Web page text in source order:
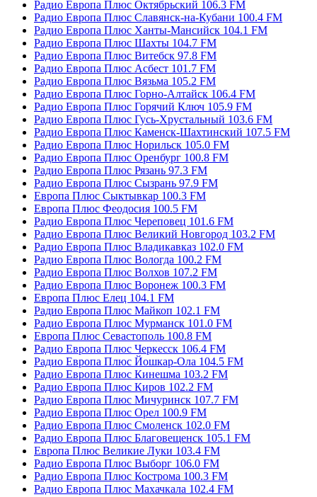
Радио Европа Плюс Октябрьский 106.3 FM
Радио Европа Плюс Славянск-на-Кубани 100.4 FM
Радио Европа Плюс Ханты-Мансийск 104.1 FM
Радио Европа Плюс Шахты 104.7 FM
Радио Европа Плюс Витебск 97.8 FM
Радио Европа Плюс Асбест 101.7 FM
Радио Европа Плюс Вязьма 105.2 FM
Радио Европа Плюс Горно-Алтайск 106.4 FM
Радио Европа Плюс Горячий Ключ 105.9 FM
Радио Европа Плюс Гусь-Хрустальный 103.6 FM
Радио Европа Плюс Каменск-Шахтинский 107.5 FM
Радио Европа Плюс Норильск 105.0 FM
Радио Европа Плюс Оренбург 100.8 FM
Радио Европа Плюс Рязань 97.3 FM
Радио Европа Плюс Сызрань 97.9 FM
Европа Плюс Сыктывкар 100.3 FM
Европа Плюс Феодосия 100.5 FM
Радио Европа Плюс Череповец 101.6 FM
Радио Европа Плюс Великий Новгород 103.2 FM
Радио Европа Плюс Владикавказ 102.0 FM
Радио Европа Плюс Вологда 100.2 FM
Радио Европа Плюс Волхов 107.2 FM
Радио Европа Плюс Воронеж 100.3 FM
Европа Плюс Елец 104.1 FM
Радио Европа Плюс Майкоп 102.1 FM
Радио Европа Плюс Мурманск 101.0 FM
Европа Плюс Севастополь 100.8 FM
Радио Европа Плюс Черкесск 106.4 FM
Радио Европа Плюс Йошкар-Ола 104.5 FM
Радио Европа Плюс Кинешма 103.2 FM
Радио Европа Плюс Киров 102.2 FM
Радио Европа Плюс Мичуринск 107.7 FM
Радио Европа Плюс Орел 100.9 FM
Радио Европа Плюс Смоленск 102.0 FM
Радио Европа Плюс Благовещенск 105.1 FM
Европа Плюс Великие Луки 103.4 FM
Радио Европа Плюс Выборг 106.0 FM
Радио Европа Плюс Кострома 100.3 FM
Радио Европа Плюс Махачкала 102.4 FM